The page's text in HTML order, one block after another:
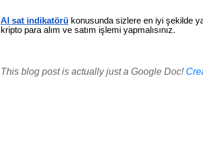
Al sat indikatörü konusunda sizlere en iyi şekilde
kripto para alım ve satım işlemi yapmalısınız.
This blog post is actually just a Google Doc!